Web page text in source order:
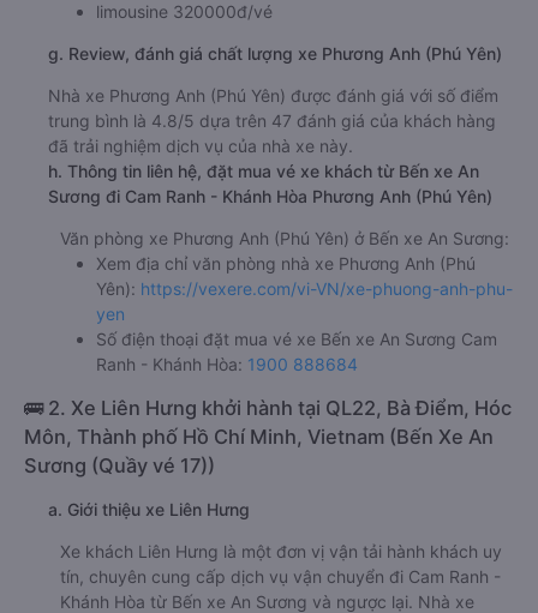
limousine 320000đ/vé
g. Review, đánh giá chất lượng xe Phương Anh (Phú Yên)
Nhà xe Phương Anh (Phú Yên) được đánh giá với số điểm
trung bình là 4.8/5 dựa trên 47 đánh giá của khách hàng
đã trải nghiệm dịch vụ của nhà xe này.
h. Thông tin liên hệ, đặt mua vé xe khách từ Bến xe An
Sương đi Cam Ranh - Khánh Hòa Phương Anh (Phú Yên)
Văn phòng xe Phương Anh (Phú Yên) ở Bến xe An Sương:
Xem địa chỉ văn phòng nhà xe Phương Anh (Phú
Yên): https://vexere.com/vi-VN/xe-phuong-anh-phu-
yen
Số điện thoại đặt mua vé xe Bến xe An Sương Cam
Ranh - Khánh Hòa: 1900 888684
🚌 2. Xe Liên Hưng khởi hành tại QL22, Bà Điểm, Hóc
Môn, Thành phố Hồ Chí Minh, Vietnam (Bến Xe An
Sương (Quầy vé 17))
a. Giới thiệu xe Liên Hưng
Xe khách Liên Hưng là một đơn vị vận tải hành khách uy
tín, chuyên cung cấp dịch vụ vận chuyển đi Cam Ranh -
Khánh Hòa từ Bến xe An Sương và ngược lại. Nhà xe